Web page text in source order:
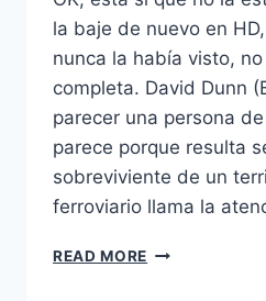
la baje de nuevo en
nunca la había visto,
completa. David Dunn
parecer una persona
parece porque resulta
sobreviviente de un
ferroviario llama la
READ MORE UNBREAKABLE